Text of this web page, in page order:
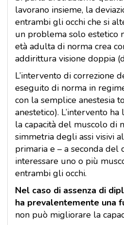
lavorano insieme, la
entrambi gli occhi che si
un problema solo estetico
età adulta di norma crea
addirittura visione doppia
L’intervento di correzione
eseguito di norma in
con la semplice anestesia
anestetico). L’intervento
la capacità del muscolo di
simmetria degli assi visivi
primaria e – a seconda del
interessare uno o più
entrambi gli occhi.
Nel caso di assenza di
ha prevalentemente una
non può migliorare la